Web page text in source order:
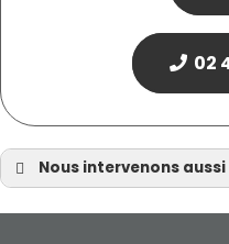
02
Nous intervenons aussi